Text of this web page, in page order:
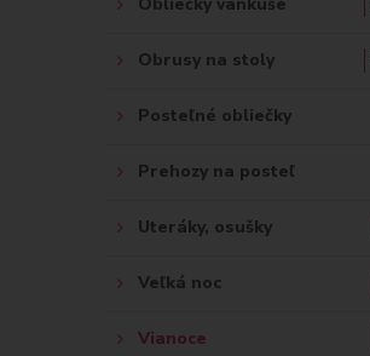
Obrusy na stoly
Posteľné obliečky
Prehozy na posteľ
Uteráky, osušky
Veľká noc
Vianoce